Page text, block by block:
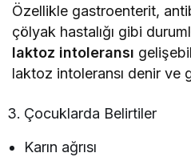
Özellikle gastroenterit,
çölyak hastalığı gibi
laktoz intoleransı
laktoz intoleransı denir ve
Çocuklarda Belirtiler
Karın ağrısı